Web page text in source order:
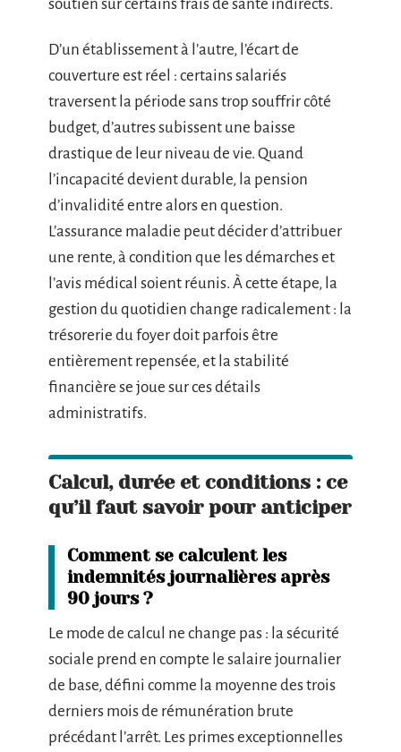
soutien sur certains frais de santé indirects.
D’un établissement à l’autre, l’écart de
couverture est réel : certains salariés
traversent la période sans trop souffrir côté
budget, d’autres subissent une baisse
drastique de leur niveau de vie. Quand
l’incapacité devient durable, la pension
d’invalidité entre alors en question.
L’assurance maladie peut décider d’attribuer
une rente, à condition que les démarches et
l’avis médical soient réunis. À cette étape, la
gestion du quotidien change radicalement : la
trésorerie du foyer doit parfois être
entièrement repensée, et la stabilité
financière se joue sur ces détails
administratifs.
Calcul, durée et conditions : ce
qu’il faut savoir pour anticiper
Comment se calculent les
indemnités journalières après
90 jours ?
Le mode de calcul ne change pas : la sécurité
sociale prend en compte le salaire journalier
de base, défini comme la moyenne des trois
derniers mois de rémunération brute
précédant l’arrêt. Les primes exceptionnelles